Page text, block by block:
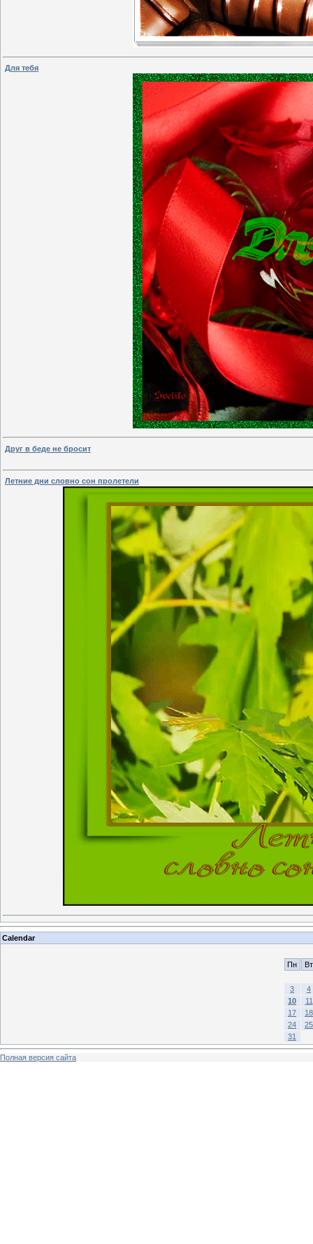
Для тебя
Друг в беде не бросит
Летние дни словно сон пролетели
Calendar
Пн Вт
3
4
10
11
17
18
24
25
31
Полная версия сайта